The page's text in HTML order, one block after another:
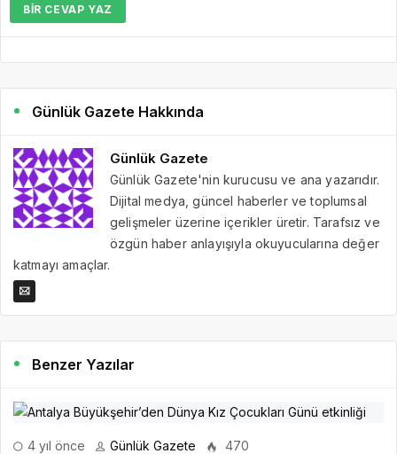
BIR CEVAP YAZ
Günlük Gazete Hakkında
Günlük Gazete
Günlük Gazete'nin kurucusu ve ana yazarıdır.
Dijital medya, güncel haberler ve toplumsal
gelişmeler üzerine içerikler üretir. Tarafsız ve
özgün haber anlayışıyla okuyucularına değer
katmayı amaçlar.
Benzer Yazılar
4 yıl önce Günlük Gazete 470